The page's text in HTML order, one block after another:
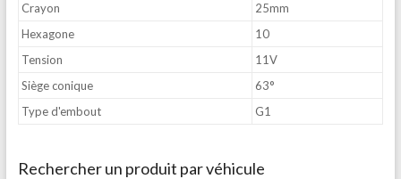
Crayon
25mm
Hexagone
10
Tension
11V
Siège conique
63°
Type d'embout
G1
Rechercher un produit par véhicule